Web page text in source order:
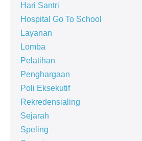
Hari Santri
Hospital Go To School
Layanan
Lomba
Pelatihan
Penghargaan
Poli Eksekutif
Rekredensialing
Sejarah
Speling